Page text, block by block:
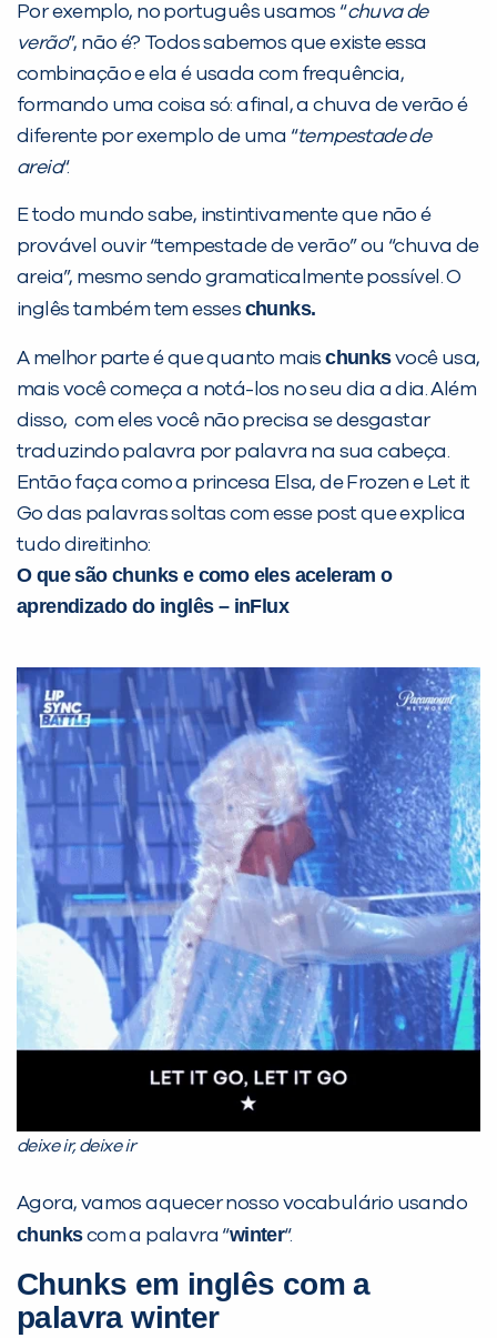
Por exemplo, no português usamos “chuva de
verão”, não é? Todos sabemos que existe essa
combinação e ela é usada com frequência,
formando uma coisa só: afinal, a chuva de verão é
diferente por exemplo de uma “tempestade de
areia“.
E todo mundo sabe, instintivamente que não é
provável ouvir “tempestade de verão” ou “chuva de
areia”, mesmo sendo gramaticalmente possível. O
inglês também tem esses chunks.
A melhor parte é que quanto maischunksvocê usa,
mais você começa a notá-los no seu dia a dia. Além
disso, com eles você não precisa se desgastar
traduzindo palavra por palavra na sua cabeça.
Então faça como a princesa Elsa, de Frozen e Let it
Go das palavras soltas com esse post que explica
tudo direitinho:
O que são chunks e como eles aceleram o
aprendizado do inglês – inFlux
deixe ir, deixe ir
Agora, vamos aquecer nosso vocabulário usando
chunkscom a palavra “winter“.
Chunks em inglês com a
palavra winter
Desculpe!
Não encontramos nenhuma unidade
inFlux nesta cidade ou bairro que
Preencha com seus dados abaixo e
já vamos te colocar em contato
Você é aluno inFlux?
Não
VOLTAR